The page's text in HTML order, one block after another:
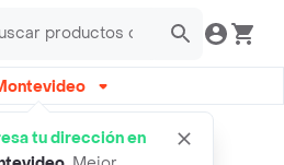
tu dirección en